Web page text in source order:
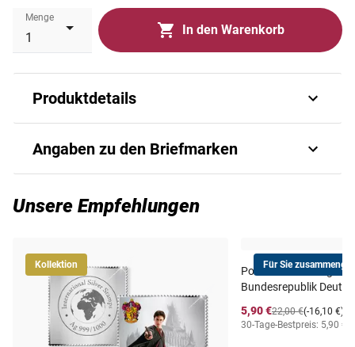
Menge
In den Warenkorb
Produktdetails
in Baden-Württemberg 1955
Angaben zu den Briefmarken
Ausgabeland Deutschland
Prägequalität /
Erhaltung
postfrisch
Unsere Empfehlungen
Kollektion Für Sie
Postfrischer Jahrgang
Bundesrepublik
5,90 €
(-16,10 €)
22,00 €
30-Tage-Bestpreis: 5,90 €